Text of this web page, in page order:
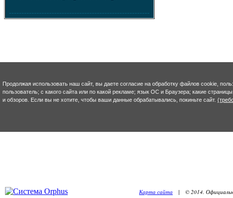
--------------------------------------------------------
Карта сайта | © 2014.
Продолжая использовать наш сайт, вы даете согласие на обработку файлов cookie,
пользователь; с какого сайта или по какой рекламе; язык ОС и Браузера; какие
и обзоров. Если вы не хотите, чтобы ваши данные обрабатывались, покиньте сайт.